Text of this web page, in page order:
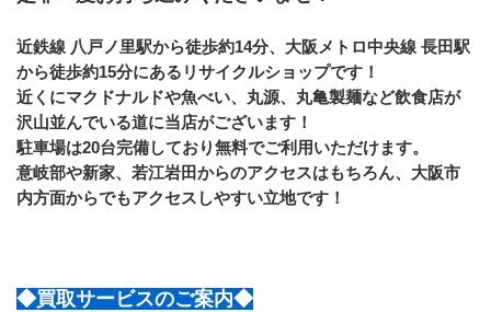
近鉄線 八戸ノ里駅から徒歩約14分、大阪メトロ中央線 長田駅
から徒歩約15分にあるリサイクルショップです！
近くにマクドナルドや魚べい、丸源、丸亀製麺など飲食店が
沢山並んでいる道に当店がございます！
駐車場は20台完備しており無料でご利用いただけます。
意岐部や新家、若江岩田からのアクセスはもちろん、大阪市
内方面からでもアクセスしやすい立地です！
◆買取サービスのご案内◆